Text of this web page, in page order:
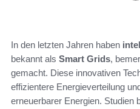
In den letzten Jahren haben
bekannt als Smart Grids,
gemacht. Diese innovativen
effizientere Energieverteilung
erneuerbarer Energien. Studien